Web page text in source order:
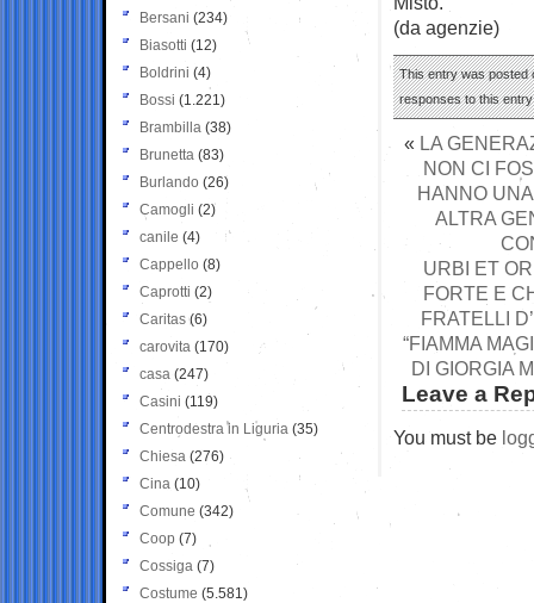
(da agenzie)
This entry was posted
responses to this
« LA
NON CI
HANNO
ALTRA
URBI ET
FORTE E
FRATELLI
“FIAMMA
DI GIORGIA
Leave a
You must be
Bersani (234)
Biasotti (12)
Boldrini (4)
Bossi (1.221)
Brambilla (38)
Brunetta (83)
Burlando (26)
Camogli (2)
canile (4)
Cappello (8)
Caprotti (2)
Caritas (6)
carovita (170)
casa (247)
Casini (119)
Centrodestra in Liguria (35)
Chiesa (276)
Cina (10)
Comune (342)
Coop (7)
Cossiga (7)
Costume (5.581)